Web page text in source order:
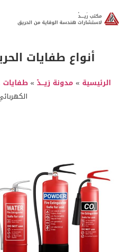
أنواع طفايات
الرئيسية » مدونة رَيـــدْ »